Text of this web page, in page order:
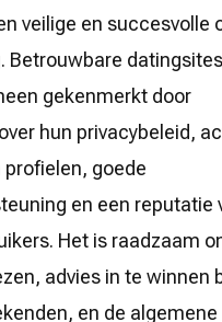
veilige en succesvolle
Betrouwbare
gekenmerkt door
hun privacybeleid,
goede
en een reputatie
Het is raadzaam
advies in te winnen
en de